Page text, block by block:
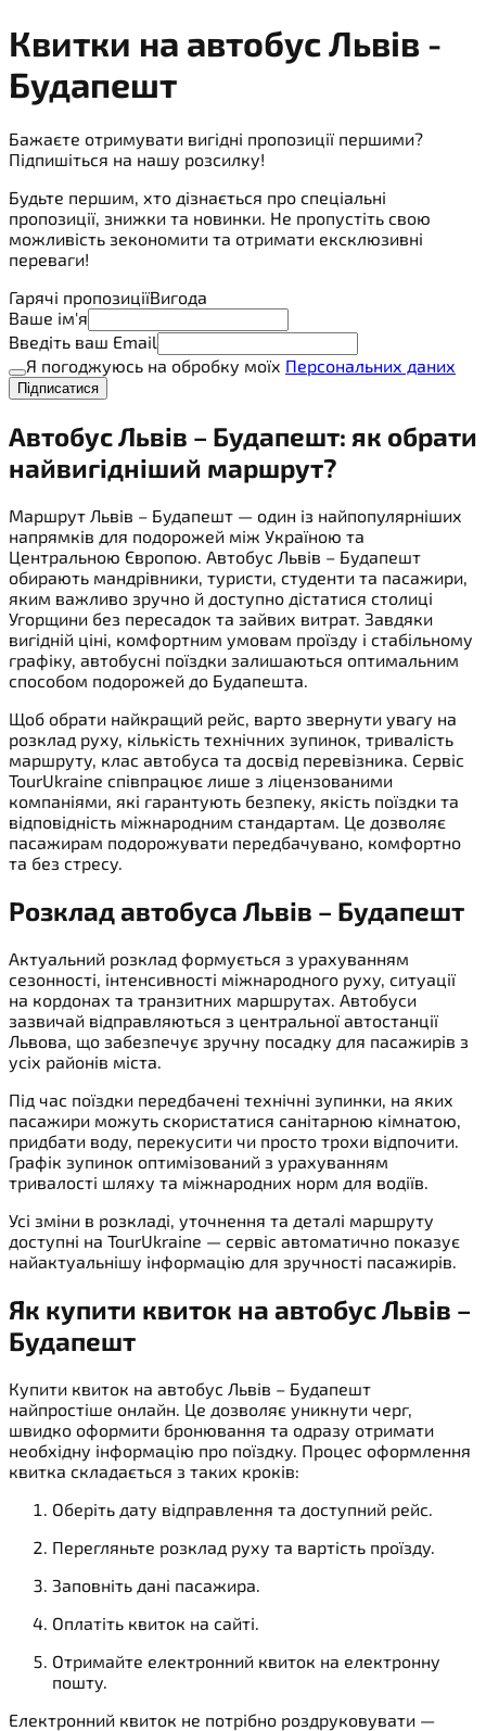
Квитки на автобусЛьвів -
Будапешт
Бажаєте отримувати вигідні пропозиції першими?
Підпишіться на нашу розсилку!
Будьте першим, хто дізнається про спеціальні
пропозиції, знижки та новинки. Не пропустіть свою
можливість зекономити та отримати ексклюзивні
переваги!
Гарячі пропозиціїВигода
Ваше ім'я
Введіть ваш Email
Я погоджуюсь на обробку моїх Персональних даних
Підписатися
Автобус Львів – Будапешт: як обрати
найвигідніший маршрут?
Маршрут Львів – Будапешт — один із найпопулярніших
напрямків для подорожей між Україною та
Центральною Європою. Автобус Львів – Будапешт
обирають мандрівники, туристи, студенти та пасажири,
яким важливо зручно й доступно дістатися столиці
Угорщини без пересадок та зайвих витрат. Завдяки
вигідній ціні, комфортним умовам проїзду і стабільному
графіку, автобусні поїздки залишаються оптимальним
способом подорожей до Будапешта.
Щоб обрати найкращий рейс, варто звернути увагу на
розклад руху, кількість технічних зупинок, тривалість
маршруту, клас автобуса та досвід перевізника. Сервіс
TourUkraine співпрацює лише з ліцензованими
компаніями, які гарантують безпеку, якість поїздки та
відповідність міжнародним стандартам. Це дозволяє
пасажирам подорожувати передбачувано, комфортно
та без стресу.
Розклад автобуса Львів – Будапешт
Актуальний розклад формується з урахуванням
сезонності, інтенсивності міжнародного руху, ситуації
на кордонах та транзитних маршрутах. Автобуси
зазвичай відправляються з центральної автостанції
Львова, що забезпечує зручну посадку для пасажирів з
усіх районів міста.
Під час поїздки передбачені технічні зупинки, на яких
пасажири можуть скористатися санітарною кімнатою,
придбати воду, перекусити чи просто трохи відпочити.
Графік зупинок оптимізований з урахуванням
тривалості шляху та міжнародних норм для водіїв.
Усі зміни в розкладі, уточнення та деталі маршруту
доступні на TourUkraine — сервіс автоматично показує
найактуальнішу інформацію для зручності пасажирів.
Як купити квиток на автобус Львів –
Будапешт
Купити квиток на автобус Львів – Будапешт
найпростіше онлайн. Це дозволяє уникнути черг,
швидко оформити бронювання та одразу отримати
необхідну інформацію про поїздку. Процес оформлення
квитка складається з таких кроків:
Оберіть дату відправлення та доступний рейс.
Перегляньте розклад руху та вартість проїзду.
Заповніть дані пасажира.
Оплатіть квиток на сайті.
Отримайте електронний квиток на електронну
пошту.
Електронний квиток не потрібно роздруковувати —